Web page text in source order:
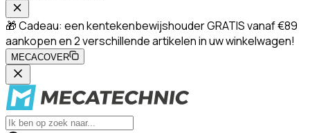
🎁 Cadeau: een kentekenbewijshouder GRATIS vanaf €89
aankopen en 2 verschillende artikelen in uw winkelwagen!
MECACOVER